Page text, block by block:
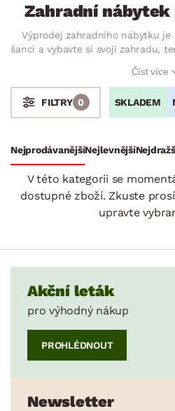
Zahradní
Výprodej zahradního nábytku je
šanci a vybavte si svoji zahradu,
posledních kusů
Číst více
SKLADOVOST
SKLADEM
FILTRY 0
NejprodávanějšíNejlevnější
V této kategorii se
dostupné zboží. Zkuste
upravte
Akční leták
pro výhodný nákup
PROHLÉDNOUT
Newsletter